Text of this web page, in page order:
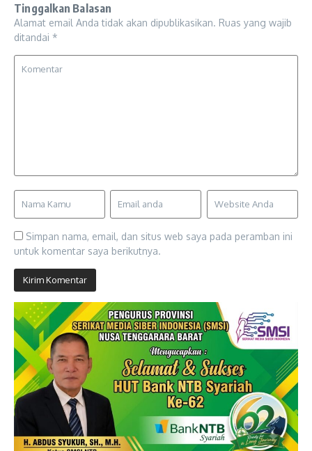
Tinggalkan Balasan
Alamat email Anda tidak akan dipublikasikan. Ruas yang wajib
ditandai *
Simpan nama, email, dan situs web saya pada peramban ini
untuk komentar saya berikutnya.